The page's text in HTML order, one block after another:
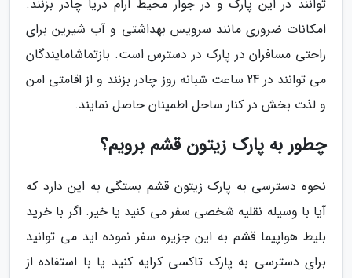
توانند در این پارک و در جوار محیط آرام دریا چادر بزنند.
امکانات ضروری مانند سرویس بهداشتی و آب شیرین برای
راحتی مسافران در پارک در دسترس است. بازتماشامایندگان
می توانند در 24 ساعت شبانه روز چادر بزنند و از اقامتی امن
و لذت بخش در کنار ساحل اطمینان حاصل نمایند.
چطور به پارک زیتون قشم برویم؟
نحوه دسترسی به پارک زیتون قشم بستگی به این دارد که
آیا با وسیله نقلیه شخصی سفر می کنید یا خیر. اگر با خرید
بلیط هواپیما قشم به این جزیره سفر نموده اید می توانید
برای دسترسی به پارک تاکسی کرایه کنید یا با استفاده از